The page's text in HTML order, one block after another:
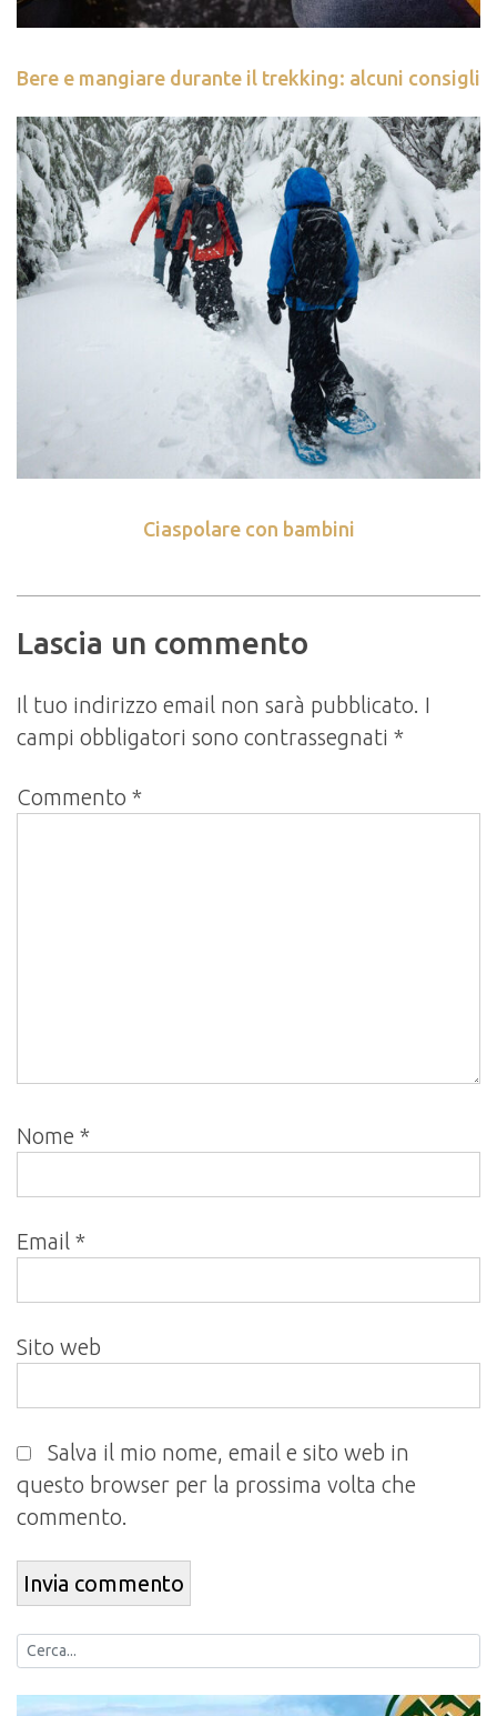
Bere e mangiare durante il trekking: alcuni consigli
Ciaspolare con bambini
Lascia un commento
Il tuo indirizzo email non sarà pubblicato. I
campi obbligatori sono contrassegnati *
Commento *
Nome *
Email *
Sito web
Salva il mio nome, email e sito web in
questo browser per la prossima volta che
commento.